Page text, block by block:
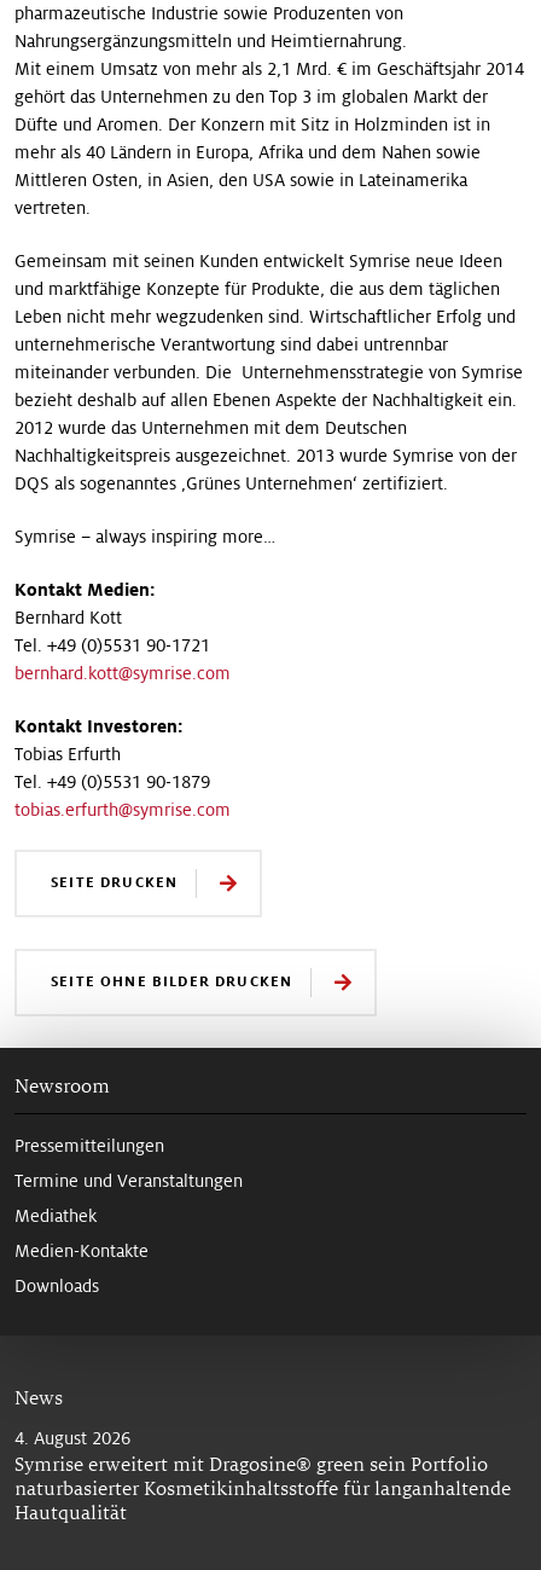
pharmazeutische Industrie sowie Produzenten von
Nahrungsergänzungsmitteln und Heimtiernahrung.
Mit einem Umsatz von mehr als 2,1 Mrd. € im Geschäftsjahr 2014
gehört das Unternehmen zu den Top 3 im globalen Markt der
Düfte und Aromen. Der Konzern mit Sitz in Holzminden ist in
mehr als 40 Ländern in Europa, Afrika und dem Nahen sowie
Mittleren Osten, in Asien, den USA sowie in Lateinamerika
vertreten.
Gemeinsam mit seinen Kunden entwickelt Symrise neue Ideen
und marktfähige Konzepte für Produkte, die aus dem täglichen
Leben nicht mehr wegzudenken sind. Wirtschaftlicher Erfolg und
unternehmerische Verantwortung sind dabei untrennbar
miteinander verbunden. Die Unternehmensstrategie von Symrise
bezieht deshalb auf allen Ebenen Aspekte der Nachhaltigkeit ein.
2012 wurde das Unternehmen mit dem Deutschen
Nachhaltigkeitspreis ausgezeichnet. 2013 wurde Symrise von der
DQS als sogenanntes ‚Grünes Unternehmen‘ zertifiziert.
Symrise – always inspiring more…
Kontakt Medien:
Bernhard Kott
Tel. +49 (0)5531 90-1721
bernhard.kott@symrise.com
Kontakt Investoren:
Tobias Erfurth
Tel. +49 (0)5531 90-1879
tobias.erfurth@symrise.com
SEITE DRUCKEN
SEITE OHNE BILDER DRUCKEN
Newsroom
Pressemitteilungen
Termine und Veranstaltungen
Mediathek
Medien-Kontakte
Downloads
News
4. August 2026
Symrise erweitert mit Dragosine® green sein Portfolio
naturbasierter Kosmetikinhaltsstoffe für langanhaltende
Hautqualität